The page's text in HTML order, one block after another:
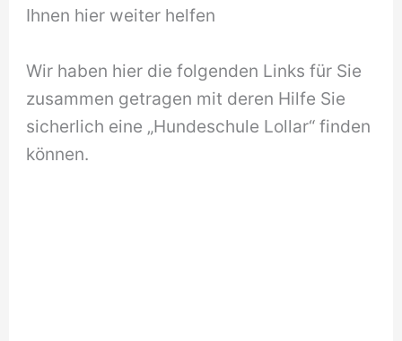
Ihnen hier weiter helfen
Wir haben hier die folgenden Links für Sie
zusammen getragen mit deren Hilfe Sie
sicherlich eine „Hundeschule Lollar“ finden
können.